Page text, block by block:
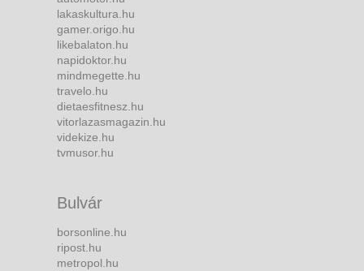
lakaskultura.hu
gamer.origo.hu
likebalaton.hu
napidoktor.hu
mindmegette.hu
travelo.hu
dietaesfitnesz.hu
vitorlazasmagazin.hu
videkize.hu
tvmusor.hu
Bulvár
borsonline.hu
ripost.hu
metropol.hu